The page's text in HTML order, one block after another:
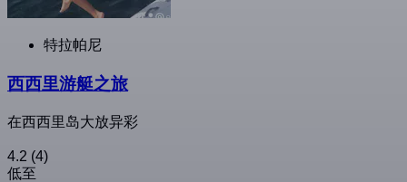
特拉帕尼
西西里游艇之旅
在西西里岛大放异彩
4.2 (4)
低至